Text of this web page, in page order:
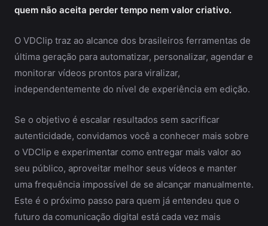
quem não aceita perder tempo nem valor criativo.
O VDClip traz ao alcance dos brasileiros ferramentas de
última geração para automatizar, personalizar, agendar e
monitorar vídeos prontos para viralizar,
independentemente do nível de experiência em edição.
Se o objetivo é escalar resultados sem sacrificar
autenticidade, convidamos você a conhecer mais sobre
o VDClip e experimentar como entregar mais valor ao
seu público, aproveitar melhor seus vídeos e manter
uma frequência impossível de se alcançar manualmente.
Este é o próximo passo para quem já entendeu que o
futuro da comunicação digital está cada vez mais